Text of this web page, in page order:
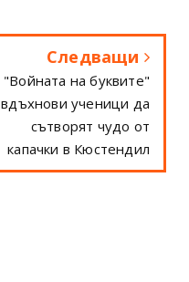
Следващи
"Войната на буквите"
вдъхнови ученици да
сътворят чудо от
капачки в Кюстендил